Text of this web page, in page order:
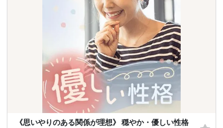
《思いやりのある関係が理想》 穏やか・優しい性格